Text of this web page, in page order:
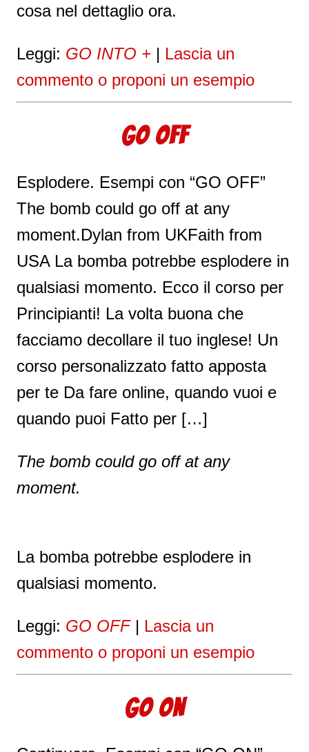
cosa nel dettaglio ora.
Leggi: GO INTO + | Lascia un
commento o proponi un esempio
GO OFF
Esplodere. Esempi con “GO OFF”
The bomb could go off at any
moment.Dylan from UKFaith from
USA La bomba potrebbe esplodere in
qualsiasi momento. Ecco il corso per
Principianti! La volta buona che
facciamo decollare il tuo inglese! Un
corso personalizzato fatto apposta
per te Da fare online, quando vuoi e
quando puoi Fatto per […]
The bomb could go off at any
moment.
La bomba potrebbe esplodere in
qualsiasi momento.
Leggi: GO OFF| Lascia un
commento o proponi un esempio
GO ON